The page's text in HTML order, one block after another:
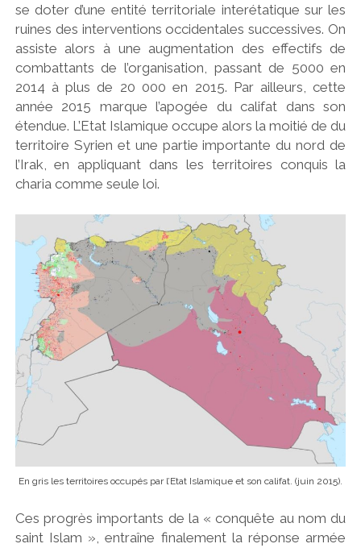
se doter d’une entité territoriale interétatique sur les
ruines des interventions occidentales successives. On
assiste alors à une augmentation des effectifs de
combattants de l’organisation, passant de 5000 en
2014 à plus de 20 000 en 2015. Par ailleurs, cette
année 2015 marque l’apogée du califat dans son
étendue. L’Etat Islamique occupe alors la moitié de du
territoire Syrien et une partie importante du nord de
l’Irak, en appliquant dans les territoires conquis la
charia comme seule loi.
En gris les territoires occupés par l’Etat Islamique et son califat. (juin 2015).
Ces progrès importants de la « conquête au nom du
saint Islam », entraîne finalement la réponse armée